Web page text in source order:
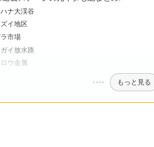
ナ大渓谷
イ地区
市場
イ放水路
ウ金属
もっと見る